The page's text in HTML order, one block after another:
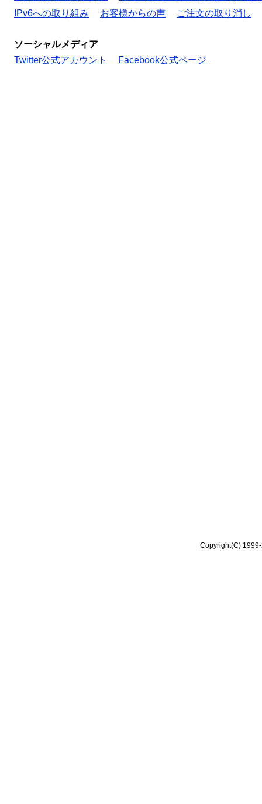
IPv6への取り組み
お客様からの声 ご注文の取り消し
ソーシャルメディア
Twitter公式アカウント
Facebook公式ページ
Copyright(C)